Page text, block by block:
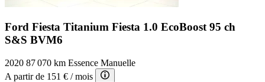
Ford Fiesta Titanium Fiesta 1.0 EcoBoost 95 ch
S&S BVM6
2020 87 070 km Essence Manuelle
A partir de 151 € / mois